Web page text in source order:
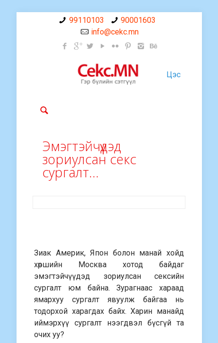
99110103
90001603
info@cekc.mn
Цэс
Эмэгтэйчүүдэд
зориулсан секс
сургалт…
Зиак Америк, Япон болон манай хойд
хөршийн Москва хотод байдаг
эмэгтэйчүүдэд зориулсан сексийн
сургалт юм байна. Зурагнаас хараад
ямархуу сургалт явуулж байгаа нь
тодорхой харагдах байх. Харин манайд
иймэрхүү сургалт нээгдвэл бүсгүй та
очих уу?